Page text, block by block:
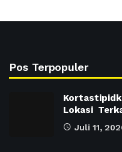
Pos Terpopuler
Lokasi
Juli 11,